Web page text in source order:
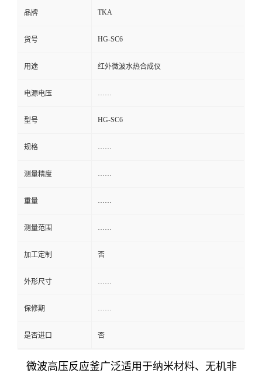
品牌 TKA
货号 HG-SC6
用途 红外微波水热合成仪
电源电压
型号 HG-SC6
规格
测量精度
重量
测量范围
加工定制 否
外形尺寸
保修期
是否进口 否
微波高压反应釜广泛适用于纳米材料、无机非